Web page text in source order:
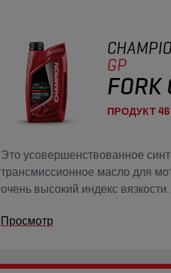
GP
ПРОДУКТ
Это усовершенствованное
трансмиссионное масло для
очень высокий индекс
гарантирует быструю защиту
Просмотр